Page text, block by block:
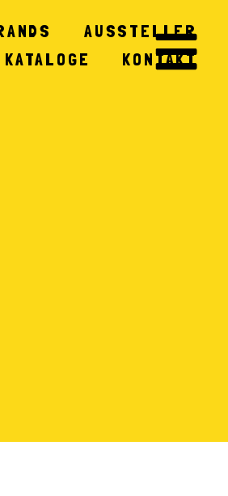
AUSSTELLER
KATALOGE KONTAKT